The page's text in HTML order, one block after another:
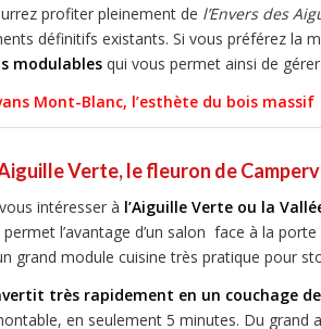
profiter pleinement de l’Envers des
définitifs existants. Si vous préférez la
modulables qui vous permet ainsi de
Mont-Blanc, l’esthète du bois massif
Verte, le fleuron de
intéresser à l’Aiguille Verte ou la
permet l’avantage d’un salon face à la
grand module cuisine très pratique pour
très rapidement en un couchage de
en seulement 5 minutes. Du